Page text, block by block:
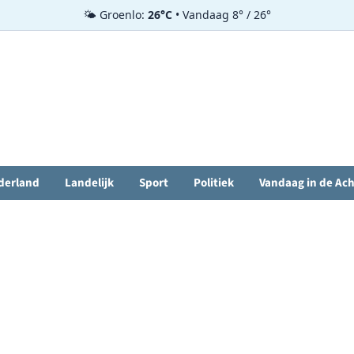
🌤️ Groenlo: 26°C • Vandaag 8° / 26°
Landelijk Sport Politiek Vandaag in de